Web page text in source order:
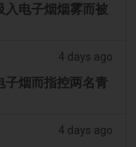
入电子烟烟雾而被
4 days ago
子烟而指控两名青
4 days ago